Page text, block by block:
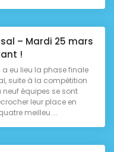
– Mardi 25 mars
!
eu lieu la phase finale
suite à la compétition
neuf équipes se sont
leur place en
meilleu ...